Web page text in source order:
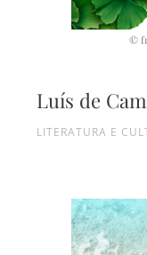
©
Luís de
LITERATURA E